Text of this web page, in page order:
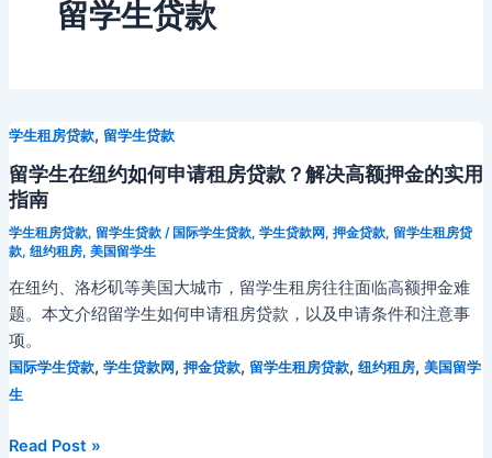
留学生贷款
学生租房贷款, 留学生贷款
留学生在纽约如何申请租房贷款？解决高额押金的实用
指南
学生租房贷款, 留学生贷款/ 国际学生贷款, 学生贷款网 , 押金贷款, 留学生租房贷
款, 纽约租房, 美国留学生
在纽约、洛杉矶等美国大城市，留学生租房往往面临高额押金难
题。本文介绍留学生如何申请租房贷款，以及申请条件和注意事
项。
国际学生贷款, 学生贷款网, 押金贷款, 留学生租房贷款, 纽约租房, 美国留学
生
留
Read Post »